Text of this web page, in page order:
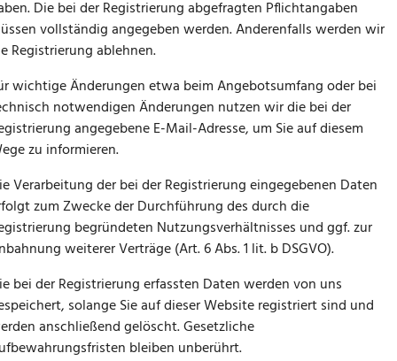
Die bei der Registrierung abgefragten Pflichtangaben
vollständig angegeben werden. Anderenfalls werden wir
Registrierung ablehnen.
wichtige Änderungen etwa beim Angebotsumfang oder bei
notwendigen Änderungen nutzen wir die bei der
angegebene E-Mail-Adresse, um Sie auf diesem
zu informieren.
Verarbeitung der bei der Registrierung eingegebenen Daten
zum Zwecke der Durchführung des durch die
begründeten Nutzungsverhältnisses und ggf. zur
weiterer Verträge (Art. 6 Abs. 1 lit. b DSGVO).
bei der Registrierung erfassten Daten werden von uns
solange Sie auf dieser Website registriert sind und
anschließend gelöscht. Gesetzliche
bleiben unberührt.